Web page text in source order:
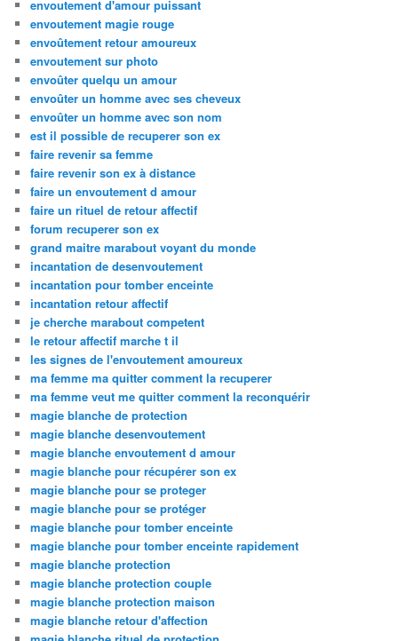
envoutement d'amour puissant
envoutement magie rouge
envoûtement retour amoureux
envoutement sur photo
envoûter quelqu un amour
envoûter un homme avec ses cheveux
envoûter un homme avec son nom
est il possible de recuperer son ex
faire revenir sa femme
faire revenir son ex à distance
faire un envoutement d amour
faire un rituel de retour affectif
forum recuperer son ex
grand maitre marabout voyant du monde
incantation de desenvoutement
incantation pour tomber enceinte
incantation retour affectif
je cherche marabout competent
le retour affectif marche t il
les signes de l'envoutement amoureux
ma femme ma quitter comment la recuperer
ma femme veut me quitter comment la reconquérir
magie blanche de protection
magie blanche desenvoutement
magie blanche envoutement d amour
magie blanche pour récupérer son ex
magie blanche pour se proteger
magie blanche pour se protéger
magie blanche pour tomber enceinte
magie blanche pour tomber enceinte rapidement
magie blanche protection
magie blanche protection couple
magie blanche protection maison
magie blanche retour d'affection